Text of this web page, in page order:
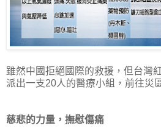
雖然中國拒絕國際的救援，但台灣
派出一支20人的醫療小組，前往災
慈悲的力量，撫慰傷痛